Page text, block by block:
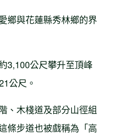
鄉與花蓮縣秀林鄉的界
3,100公尺攀升至頂峰
公尺。
、木棧道及部分山徑組
條步道也被戲稱為「高